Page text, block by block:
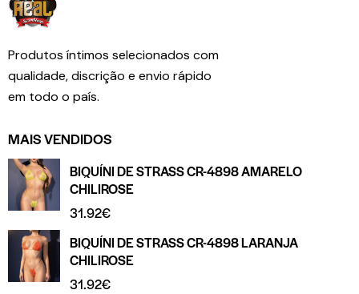
Produtos íntimos selecionados com
qualidade, discrição e envio rápido
em todo o país.
MAIS VENDIDOS
BIQUÍNI DE STRASS CR-4898 AMARELO
CHILIROSE
31.92€
BIQUÍNI DE STRASS CR-4898 LARANJA
CHILIROSE
31.92€